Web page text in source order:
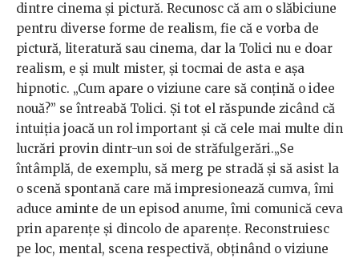
dintre cinema și pictură. Recunosc că am o slăbiciune
pentru diverse forme de realism, fie că e vorba de
pictură, literatură sau cinema, dar la Tolici nu e doar
realism, e și mult mister, și tocmai de asta e așa
hipnotic. „Cum apare o viziune care să conțină o idee
nouă?” se întreabă Tolici. Și tot el răspunde zicând că
intuiția joacă un rol important și că cele mai multe din
lucrări provin dintr-un soi de străfulgerări.„Se
întâmplă, de exemplu, să merg pe stradă și să asist la
o scenă spontană care mă impresionează cumva, îmi
aduce aminte de un episod anume, îmi comunică ceva
prin aparențe și dincolo de aparențe. Reconstruiesc
pe loc, mental, scena respectivă, obținând o viziune